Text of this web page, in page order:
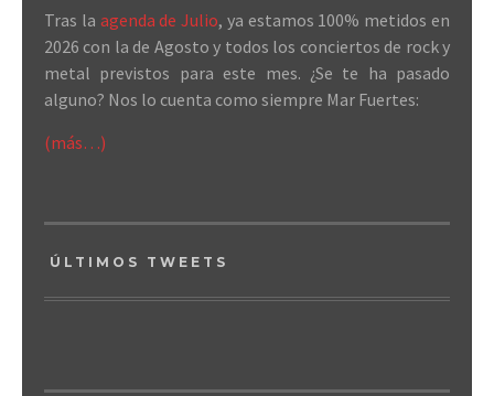
Tras la agenda de Julio, ya estamos 100% metidos en
2026 con la de Agosto y todos los conciertos de rock y
metal previstos para este mes. ¿Se te ha pasado
alguno? Nos lo cuenta como siempre Mar Fuertes:
(más…)
ÚLTIMOS TWEETS